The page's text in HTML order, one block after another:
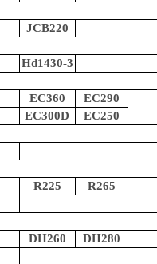
JCB220
Hd1430-3
EC360
EC290
EC300D EC250
R225
R265
DH260
DH280